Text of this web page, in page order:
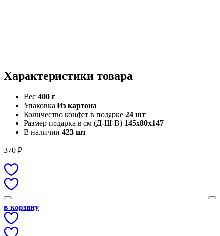
Характеристики товара
Вес 400 г
Упаковка Из картона
Количество конфет в подарке 24 шт
Размер подарка в см (Д-Ш-В) 145x80x147
В наличии 423 шт
370 ₽
в корзину